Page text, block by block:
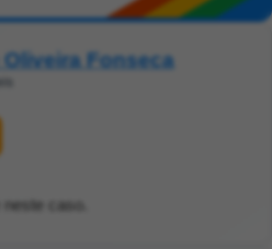
Fonseca
caso.